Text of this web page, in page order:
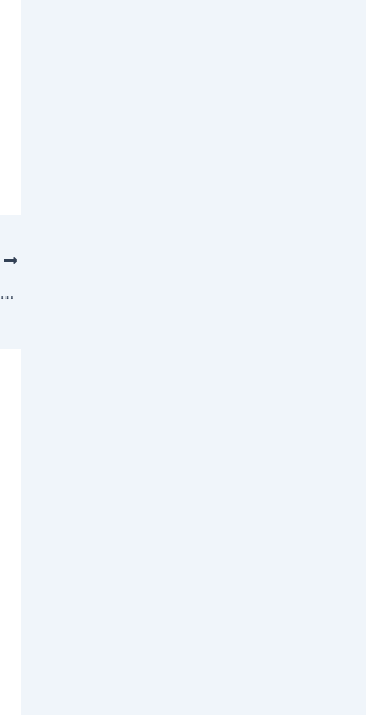
Banco Central: novas regras sobre chaves Pix devem garantir mais segurança